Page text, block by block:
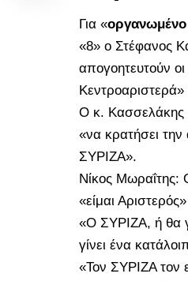
Για «οργανωμένο
«8» ο Στέφανος
απογοητευτούν
Ο κ. Κασσελάκης
«να κρατήσει
ΣΥΡΙΖΑ».
Νίκος Μωραΐτης:
«είμαι Αριστερός»
«Ο ΣΥΡΙΖΑ, ή θα
γίνει ένα
«Τον ΣΥΡΙΖΑ τον